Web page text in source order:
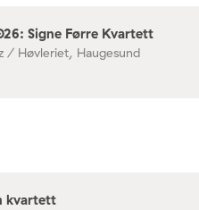
Signe Førre Kvartett
/ Høvleriet, Haugesund
kvartett